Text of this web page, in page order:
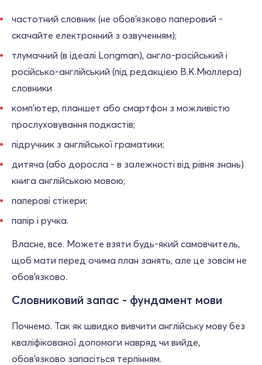
частотний словник (не обов'язково паперовий -
скачайте електронний з озвученням);
тлумачний (в ідеалі Longman), англо-російський і
російсько-англійський (під редакцією В.К.Мюллера)
словники
комп'ютер, планшет або смартфон з можливістю
прослуховування подкастів;
підручник з англійської граматики;
дитяча (або доросла - в залежності від рівня знань)
книга англійською мовою;
паперові стікери;
папір і ручка.
Власне, все. Можете взяти будь-який самовчитель,
щоб мати перед очима план занять, але це зовсім не
обов'язково.
Словниковий запас - фундамент мови
Почнемо. Так як швидко вивчити англійську мову без
кваліфікованої допомоги навряд чи вийде,
обов'язково запасіться терпінням.